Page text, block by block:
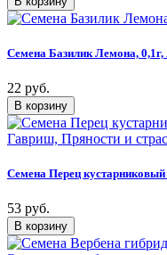
Семена Базилик Лемона,
22 руб.
Семена Перец кустарниковый
53 руб.